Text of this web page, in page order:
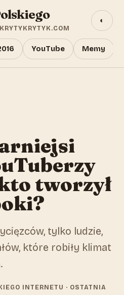
YouTube Memy
◐
tworzył
tylko ludzie,
które robiły klimat
INTERNETU · OSTATNIA